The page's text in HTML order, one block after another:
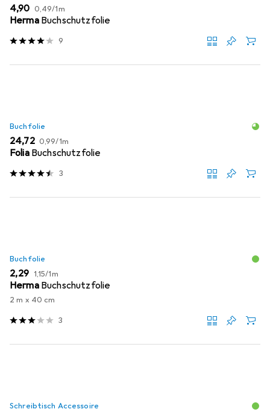
EUR
4,90 EUR
0,49/1m
Herma Buchschutzfolie
9
Buchfolie
EUR
24,72 EUR
0,99/1m
Folia Buchschutzfolie
3
Buchfolie
EUR
2,29 EUR
1,15/1m
Herma Buchschutzfolie
2 m x 40 cm
3
Schreibtisch Accessoire